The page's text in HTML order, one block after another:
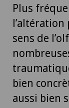
Plus
sens de
bien
aussi bien